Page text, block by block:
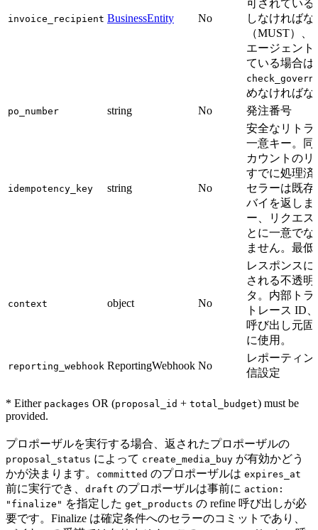
invoice_recipient BusinessEntity No
可されてい
しなければな
（MUST）
エージェント
ている場合は
めなければな
po_number string No 発注番号
idempotency_key string No
安全なリトラ
一意キー。同
カウントの
すでに処理済
セラーは既存
バイを返しま
ー、リクエス
とに一意で
ません。最低
context object No
レスポンス
される不透
タ。内部ト
トレース ID
呼び出し元固
に使用。
reporting_webhook ReportingWebhook No
レポーティ
信設定
* Either packages OR (proposal_id + total_budget) must be
provided.
プロポーザルを実行する場合、返されたプロポーザルの
proposal_status によって create_media_buy が有効かどう
かが決まります。
committed のプロポーザルは expires_at
前に実行でき、 draft のプロポーザルは事前に action:
"finalize" を指定した get_products の refine 呼び出しが必
要です。Finalize は確定条件へのセラーのコミットであり、